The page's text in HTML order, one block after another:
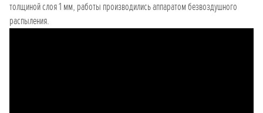
толщиной слоя 1 мм, работы производились аппаратом безвоздушного
распыления.